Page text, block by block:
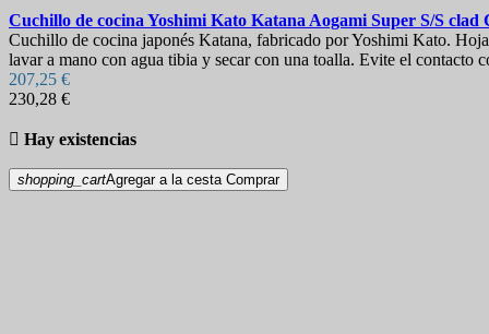
Cuchillo de cocina Yoshimi Kato Katana Aogami Super S/S
Cuchillo de cocina japonés Katana, fabricado por Yoshimi Kato.
lavar a mano con agua tibia y secar con una toalla. Evite el contacto
207,25 €
230,28 €
 Hay existencias
shopping_cartAgregar a la cesta Comprar